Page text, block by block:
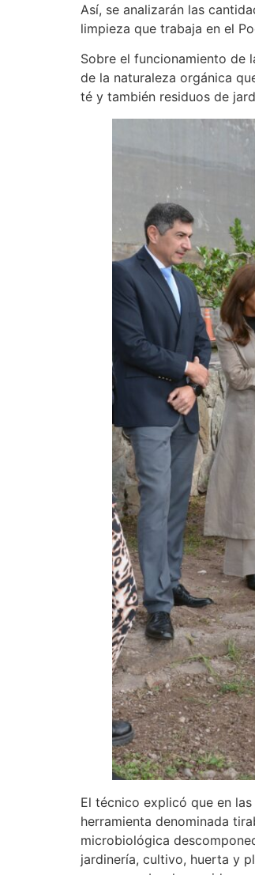
Así, se analizarán las
limpieza que trabaja en el
Sobre el funcionamiento de
de la naturaleza orgánica
té y también residuos de
El técnico explicó que en
herramienta denominada
microbiológica
jardinería, cultivo, huerta y